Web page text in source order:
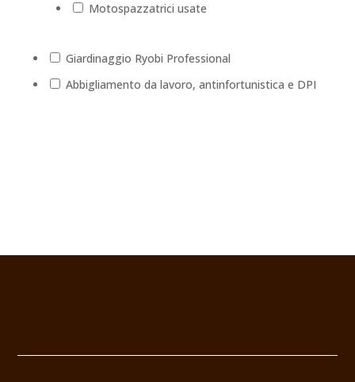
Motospazzatrici usate
Giardinaggio Ryobi Professional
Abbigliamento da lavoro, antinfortunistica e DPI